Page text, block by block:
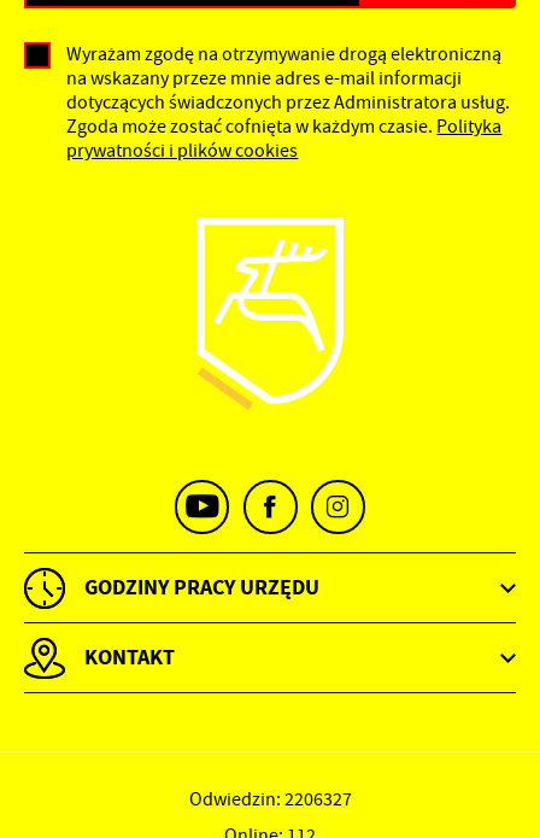
Wyrażam zgodę na otrzymywanie drogą elektroniczną
na wskazany przeze mnie adres e-mail informacji
dotyczących świadczonych przez Administratora usług.
Zgoda może zostać cofnięta w każdym czasie. Polityka
prywatności i plików cookies
GODZINY PRACY URZĘDU
KONTAKT
Odwiedzin: 2206327